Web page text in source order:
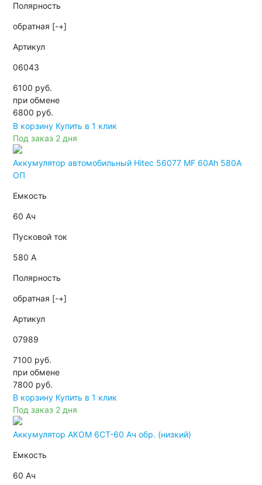
Полярность
обратная [-+]
Артикул
06043
6100 руб.
при обмене
6800 руб.
В корзину Купить в 1 клик
Под заказ 2 дня
Аккумулятор автомобильный Hitec 56077 MF 60Ah 580A
ОП
Емкость
60 Ач
Пусковой ток
580 А
Полярность
обратная [-+]
Артикул
07989
7100 руб.
при обмене
7800 руб.
В корзину Купить в 1 клик
Под заказ 2 дня
Аккумулятор АКОМ 6СТ-60 Ач обр. (низкий)
Емкость
60 Ач